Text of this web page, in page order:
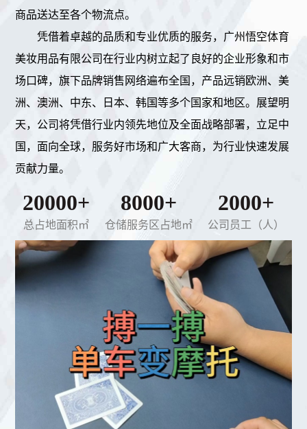
商品送达至各个物流点。
凭借着卓越的品质和专业优质的服务，广州悟空体育
美妆用品有限公司在行业内树立起了良好的企业形象和市
场口碑，旗下品牌销售网络遍布全国，产品远销欧洲、美
洲、澳洲、中东、日本、韩国等多个国家和地区。展望明
天，公司将凭借行业内领先地位及全面战略部署，立足中
国，面向全球，服务好市场和广大客商，为行业快速发展
贡献力量。
20000+
总占地面积㎡
8000+
仓储服务区占地㎡
2000+
公司员工（人）